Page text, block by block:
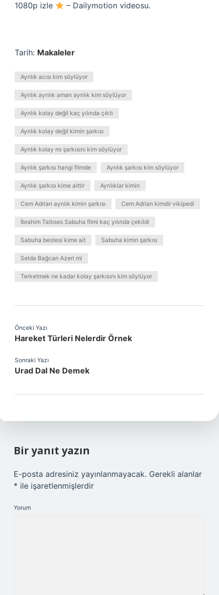
1080p izle
– Dailymotion videosu.
Tarih: Makaleler
Ayrılık acısı kim söylüyor
Ayrılık ayrılık aman ayrılık kim söylüyor
Ayrılık kolay değil kaç yılında çıktı
Ayrılık kolay değil kimin şarkısı
Ayrılık kolay mı şarkısını kim söylüyor
Ayrılık şarkısı hangi filmde Ayrılık şarkısı kim söylüyor
Ayrılık şarkısı kime aittir Ayrılıklar kimin
Cem Adrian ayrılık kimin şarkısı Cem Adrian kimdir vikipedi
İbrahim Tatlıses Sabuha filmi kaç yılında çekildi
Sabuha bestesi kime ait Sabuha kimin şarkısı
Selda Bağcan Azeri mi
Terketmek ne kadar kolay şarkısını kim söylüyor
Önceki Yazı
Hareket Türleri Nelerdir Örnek
Sonraki Yazı
Urad Dal Ne Demek
Bir yanıt yazın
E-posta adresiniz yayınlanmayacak. Gerekli alanlar
* ile işaretlenmişlerdir
Yorum